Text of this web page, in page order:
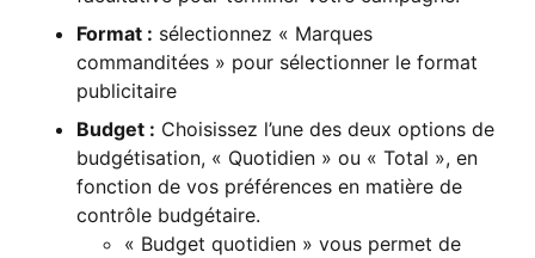
Format : sélectionnez « Marques
commanditées » pour sélectionner le format
publicitaire
Budget : Choisissez l’une des deux options de
budgétisation, « Quotidien » ou « Total », en
fonction de vos préférences en matière de
contrôle budgétaire.
« Budget quotidien » vous permet de